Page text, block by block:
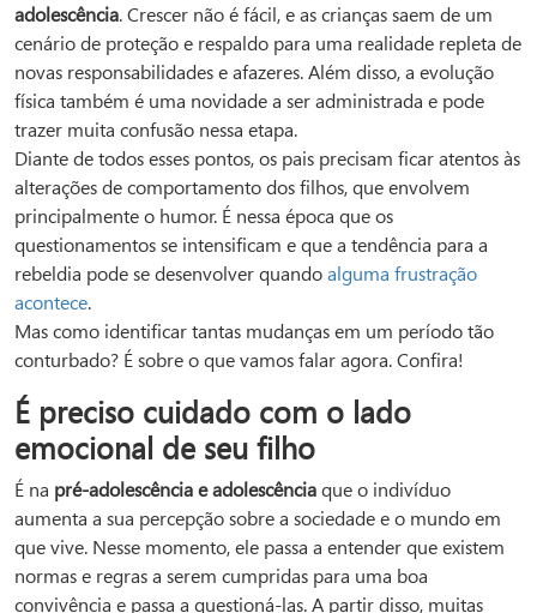
adolescência. Crescer não é fácil, e as crianças saem de um
cenário de proteção e respaldo para uma realidade repleta de
novas responsabilidades e afazeres. Além disso, a evolução
física também é uma novidade a ser administrada e pode
trazer muita confusão nessa etapa.
Diante de todos esses pontos, os pais precisam ficar atentos às
alterações de comportamento dos filhos, que envolvem
principalmente o humor. É nessa época que os
questionamentos se intensificam e que a tendência para a
rebeldia pode se desenvolver quandoalguma frustração
acontece.
Mas como identificar tantas mudanças em um período tão
conturbado? É sobre o que vamos falar agora. Confira!
É preciso cuidado com o lado
emocional de seu filho
É na pré-adolescência e adolescênciaque o indivíduo
aumenta a sua percepção sobre a sociedade e o mundo em
que vive. Nesse momento, ele passa a entender que existem
normas e regras a serem cumpridas para uma boa
convivência e passa a questioná-las. A partir disso, muitas